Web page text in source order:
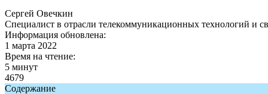
Сергей Овечкин
Специалист в отрасли телекоммуникационных технологий и
Информация обновлена:
1 марта 2022
Время на чтение:
5 минут
4679
Содержание